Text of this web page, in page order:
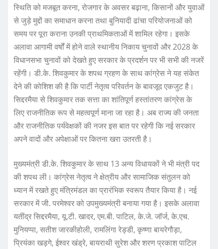
स्थिति को मजबूत करना, रोजगार के अवसर बढ़ाना, किसानों और युवाओं
से जुड़े मुद्दों का समाधान करना तथा बुनियादी ढांचा परियोजनाओं को
समय पर पूरा कराना उनकी प्राथमिकताओं में शामिल रहेगा। इसके
अलावा आगामी वर्षों में होने वाले स्थानीय निकाय चुनावों और 2028 के
विधानसभा चुनावों को देखते हुए सरकार के प्रदर्शन पर भी सभी की नजरें
रहेंगी। डी.के. शिवकुमार के शपथ ग्रहण के साथ कांग्रेस ने यह संकेत
देने की कोशिश की है कि पार्टी नेतृत्व परिवर्तन के बावजूद एकजुट है।
सिद्दरमैया से शिवकुमार तक सत्ता का शांतिपूर्ण हस्तांतरण कांग्रेस के
लिए राजनीतिक रूप से महत्वपूर्ण माना जा रहा है। अब राज्य की जनता
और राजनीतिक पर्यवेक्षकों की नजर इस बात पर रहेगी कि नई सरकार
अपने वादों और अपेक्षाओं पर कितना खरा उतरती है।
मुख्यमंत्री डी.के. शिवकुमार के साथ 13 अन्य विधायकों ने भी मंत्री पद
की शपथ ली। कांग्रेस नेतृत्व ने क्षेत्रीय और सामाजिक संतुलन को
ध्यान में रखते हुए मंत्रिमंडल का प्रारंभिक स्वरूप तैयार किया है। नई
सरकार में जी. परमेश्वर को उपमुख्यमंत्री बनाया गया है। इसके अलावा
यतींद्र सिद्दरमैया, यू.टी. खादर, एम.बी. पाटिल, के.जे. जॉर्ज, के.एच.
मुनियप्पा, सतीश जारकीहोली, रामलिंगा रेड्डी, कृष्णा बायरेगौड़ा,
प्रियंका खड़गे, ईश्वर खंड्रे, बायराथी सुरेश और शरण प्रकाश पाटिल